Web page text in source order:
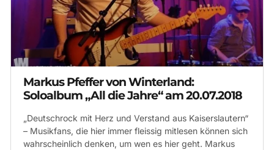
Markus Pfeffer von Winterland:
Soloalbum „All die Jahre“ am 20.07.2018
„Deutschrock mit Herz und Verstand aus Kaiserslautern“
– Musikfans, die hier immer fleissig mitlesen können sich
wahrscheinlich denken, um wen es hier geht. Markus